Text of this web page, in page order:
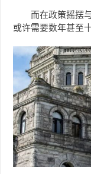
而在政策摇摆
或许需要数年甚至